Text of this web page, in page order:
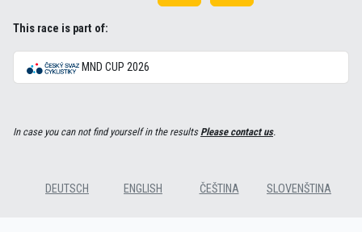
This race is part of:
MND CUP 2026
In case you can not find yourself in the resultsPlease contact us.
DEUTSCH ENGLISH ČEŠTINA SLOVENŠTINA